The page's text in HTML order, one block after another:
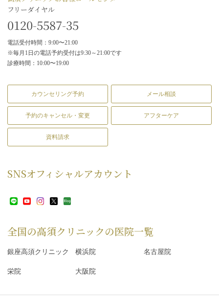
フリーダイヤル
0120-5587-35
電話受付時間：9:00〜21:00
※毎月1日の電話予約受付は9:30～21:00です
診療時間：10:00〜19:00
カウンセリング予約 メール相談
予約のキャンセル・変更 アフターケア
資料請求
SNSオフィシャルアカウント
全国の高須クリニックの医院一覧
銀座高須クリニック 横浜院 名古屋院
栄院 大阪院